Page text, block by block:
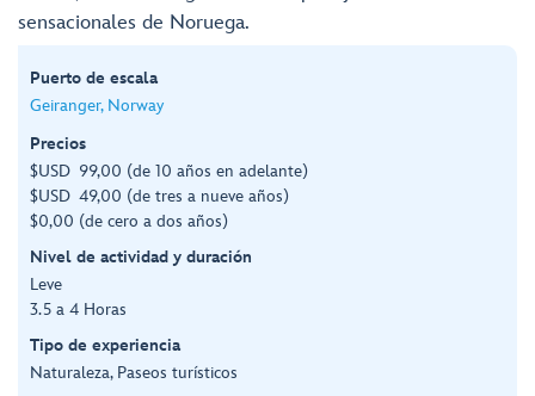
sensacionales de Noruega.
Puerto de escala
Geiranger, Norway
Precios
$USD 99,00 (de 10 años en adelante)
$USD 49,00 (de tres a nueve años)
$0,00 (de cero a dos años)
Nivel de actividad y duración
Leve
3.5 a 4 Horas
Tipo de experiencia
Naturaleza, Paseos turísticos